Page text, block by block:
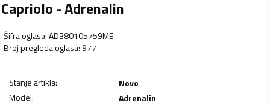
Capriolo - Adrenalin
Šifra oglasa:AD380105759ME
Broj pregleda oglasa: 977
Stanje artikla:
Novo
Model:
Adrenalin